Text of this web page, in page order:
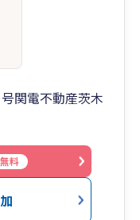
関電不動産茨木
料